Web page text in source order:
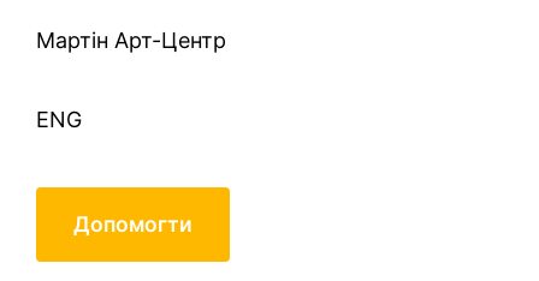
Mартін Арт-Центр
ENG
Допомогти